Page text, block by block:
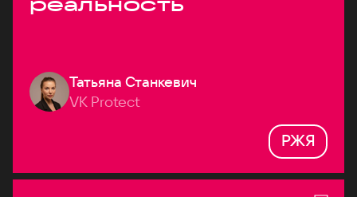
Татьяна Станкевич
VK Protect
РЖЯ